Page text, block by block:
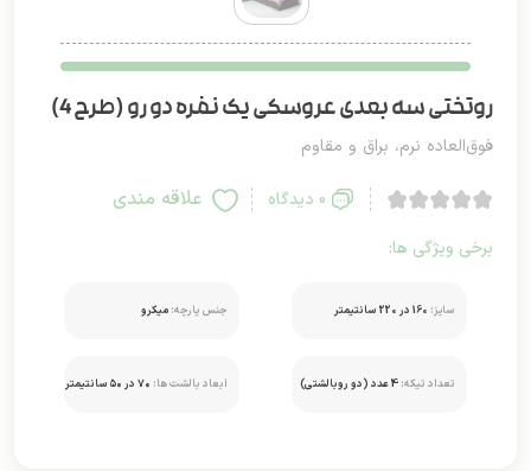
روتختی سه بعدی عروسکی یک نفره دو رو (طرح 4)
فوق‌العاده نرم، براق و مقاوم
0 دیدگاه علاقه مندی
برخی ویژگی ها:
سایز: 160 در 220 سانتیمتر جنس پارچه: میکرو
تعداد تیکه: 4 عدد (دو روبالشتی) ابعاد بالشت ها: ۷۰ در ۵۰ سانتیمتر